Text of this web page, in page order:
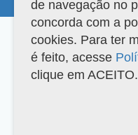
Versão do sistema: 3.88.9
de navegação no
concorda com a
cookies. Para ter
é feito, acesse
clique em ACEITO.